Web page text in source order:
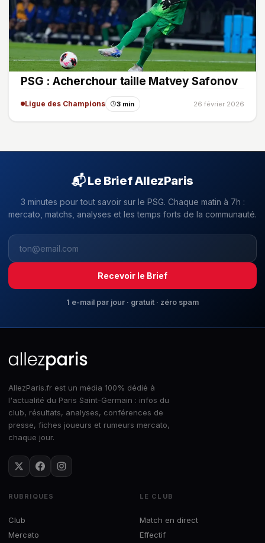
PSG : Acherchour taille Matvey Safonov
Ligue des Champions 3 min 26 février 2026
📬 Le Brief AllezParis
3 minutes pour tout savoir sur le PSG. Chaque matin à 7h :
mercato, matchs, analyses et les temps forts de la communauté.
Recevoir le Brief
1 e-mail par jour · gratuit · zéro spam
AllezParis.fr est un média 100% dédié à
l'actualité du Paris Saint-Germain : infos du
club, résultats, analyses, conférences de
presse, fiches joueurs et rumeurs mercato,
chaque jour.
RUBRIQUES
Club
Mercato
LE CLUB
Match en direct
Effectif